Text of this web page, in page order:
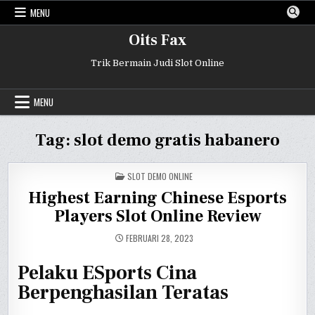
Skip
MENU
Oits Fax
Trik Bermain Judi Slot Online
MENU
Tag: slot demo gratis habanero
POSTED
IN
SLOT DEMO ONLINE
Highest Earning Chinese Esports
Players Slot Online Review
FEBRUARI 28, 2023
Pelaku ESports Cina
Berpenghasilan Teratas